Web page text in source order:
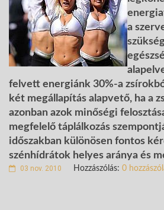
a
felvett energiánk 30%-a
két megállapítás alapvető, ha a
azonban azok minőségi
megfelelő táplálkozás
időszakban különösen fontos
szénhídrátok helyes aránya és
03 nov. 2010 Hozzászólás: 0